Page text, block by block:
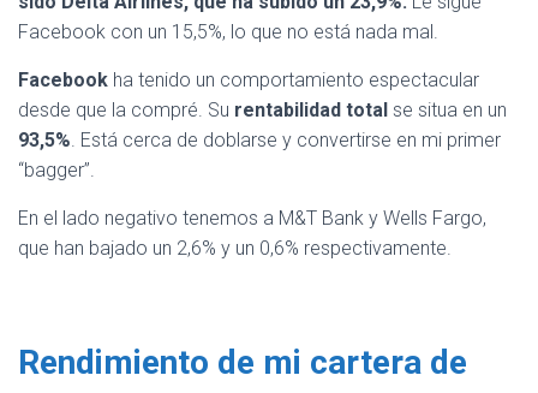
Facebook con un 15,5%, lo que no está nada mal.
Facebook ha tenido un comportamiento espectacular
desde que la compré. Su rentabilidad total se situa en un
93,5%. Está cerca de doblarse y convertirse en mi primer
“bagger”.
En el lado negativo tenemos a M&T Bank y Wells Fargo,
que han bajado un 2,6% y un 0,6% respectivamente.
Rendimiento de mi cartera de